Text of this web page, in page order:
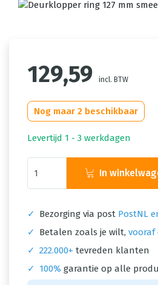
129,59 incl. BTW
Nog maar 2 beschikbaar
Levertijd 1 - 3 werkdagen
In
✓ Bezorging via post PostNL
✓
Betalen zoals je wilt, vooraf
✓ 222.000+ tevreden klanten
✓
100% garantie op alle